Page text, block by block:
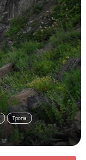
Тропа